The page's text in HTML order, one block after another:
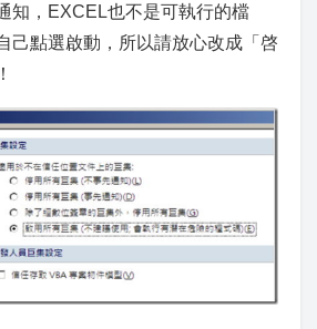
知，EXCEL也不是可執行的檔
己點選啟動，所以請放心改成「啓